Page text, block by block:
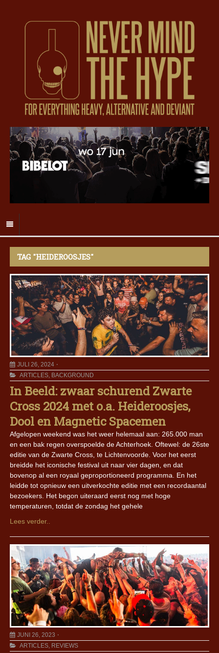
TAG "HEIDEROOSJES"
JULI 26, 2024
ARTICLES, BACKGROUND
In Beeld: zwaar schurend Zwarte
Cross 2024 met o.a. Heideroosjes,
Dool en Magnetic Spacemen
Afgelopen weekend was het weer helemaal aan: 265.000 man
en een bak regen overspoelde de Achterhoek. Oftewel: de 26ste
editie van de Zwarte Cross, te Lichtenvoorde. Voor het eerst
breidde het iconische festival uit naar vier dagen, en dat
bovenop al een royaal geproportioneerd programma. En het
leidde tot opnieuw een uitverkochte editie met een recordaantal
bezoekers. Het begon uiteraard eerst nog met hoge
temperaturen, totdat de zondag het gehele
Lees verder..
JUNI 26, 2023
ARTICLES, REVIEWS